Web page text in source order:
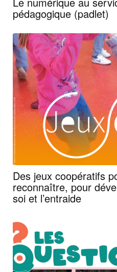
pédagogique (padlet)
Des jeux coopératifs
reconnaître, pour
soi et l’entraide